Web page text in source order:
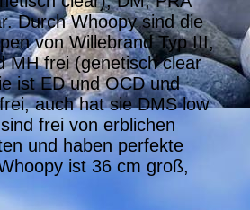
Durch Whoopy sind die
von Willebrand Typ III,
MH frei (genetisch clear
ist ED und OCD und
auch hat sie DMS low
frei von erblichen
und haben perfekte
ist 36 cm groß,